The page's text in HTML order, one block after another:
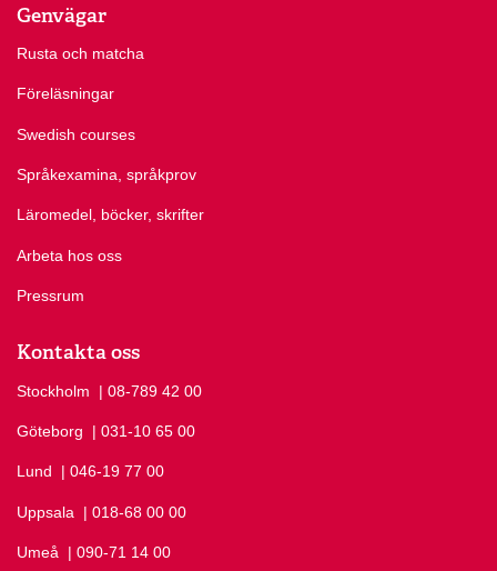
Genvägar
Rusta och matcha
Föreläsningar
Swedish courses
Språkexamina, språkprov
Läromedel, böcker, skrifter
Arbeta hos oss
Pressrum
Kontakta oss
Stockholm Ring Stockholm på
| 08-789 42 00
Göteborg Ring Göteborg på
| 031-10 65 00
Lund Ring Lund på
| 046-19 77 00
Uppsala Ring Uppsala på
| 018-68 00 00
Umeå Ring Umeå på
| 090-71 14 00